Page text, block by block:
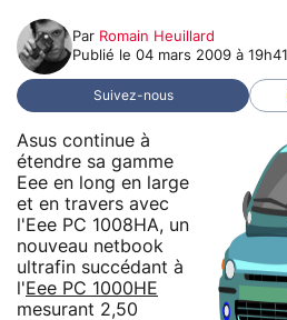
Par Romain Heuillard
Publié le 04 mars 2009 à 19h41
Suivez-nous
Asus continue à
étendre sa gamme
Eee en long en large
et en travers avec
l'Eee PC 1008HA, un
nouveau netbook
ultrafin succédant à
l'Eee PC 1000HE
mesurant 2,50